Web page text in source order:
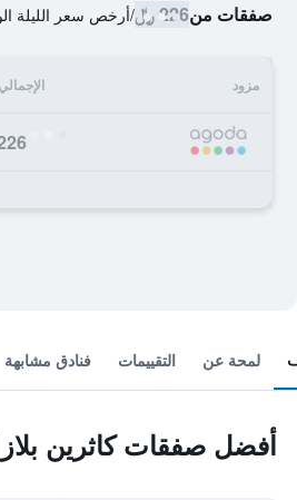
صفقات من226 ﷼ /أرخص سعر الليلة
مزود
226
لمحة عن التقييمات فنادق مشابهة
أفضل صفقات كاثرين